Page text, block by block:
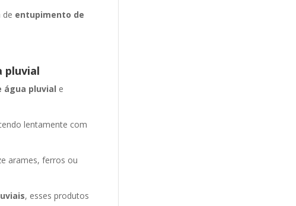
de entupimento de
pluvial
água pluvial e
lentamente com
arames, ferros ou
, esses produtos